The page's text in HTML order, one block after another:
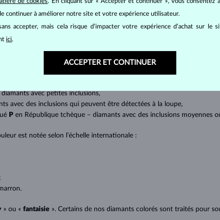
brillant. La taille ronde dite brillant appartient aux tailles les plus
baguette, cœur, larme, ovale ou princesse (quadrilatère
).
quantité, la taille et la répartition des inclusions ou bien des
avec petites inclusions,
avec des inclusions qui peuvent être détectées à la loupe,
P en République tchèque – diamants avec des inclusions moyennes
est notée selon l’échelle internationale :
» ou « fantaisie ». Certains de nos diamants colorés sont traités pour
continuer à améliorer notre site et votre expérience utilisateur.
accepter, mais cela risque d’impacter votre expérience d’achat sur le
ici.
ACCEPTER ET CONTINUER